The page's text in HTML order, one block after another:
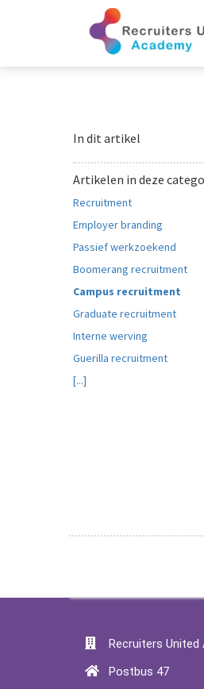
In dit artikel
Artikelen in deze
Recruitment
Employer branding
Passief werkzoekend
Boomerang recruitment
Campus recruitment
Graduate recruitment
Interne werving
Guerilla recruitment
[...]
Recruiters United
Postbus 47